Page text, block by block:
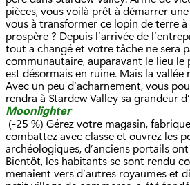
pièces, vous voilà prêt à démarrer
vous à transformer ce lopin de terre à
prospère ? Depuis l’arrivée de
tout a changé et votre tâche ne sera
communautaire, auparavant le lieu le
est désormais en ruine. Mais la vallée
Avec un peu d’acharnement, vous
rendra à Stardew Valley sa grandeur
Moonlighter
(-25 %) Gérez votre magasin,
combattez avec classe et ouvrez les
archéologiques, d’anciens portails
Bientôt, les habitants se sont rendu
menaient vers d’autres royaumes et